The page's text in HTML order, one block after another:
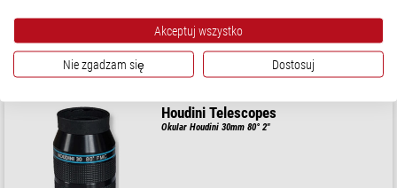
$ 415,00
gotowe do wysyłki w1-2 tygodni
Houdini Telescopes
Okular Houdini 30mm 80° 2"
Akceptuj wszystko
Nie zgadzam się Dostosuj